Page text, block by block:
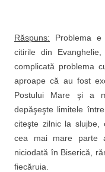
Răspuns: Problema
citirile din
complicată problema
aproape că au fost
Postului Mare şi a
depăşeşte limitele
citeşte zilnic la slujbe,
cea mai mare parte
niciodată în Biserică,
fiecăruia.